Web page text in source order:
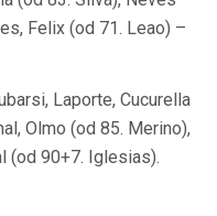
Felix (od 71. Leao) –
Laporte, Cucurella
Olmo (od 85. Merino),
(od 90+7. Iglesias).